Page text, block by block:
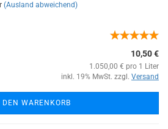
(Ausland abweichend)
10,50 €
1.050,00 € pro 1 Liter
inkl. 19% MwSt. zzgl. Versand
DEN WARENKORB